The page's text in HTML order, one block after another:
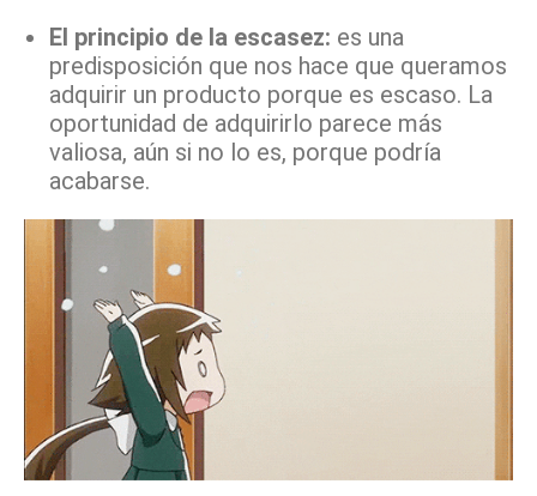
El principio de la escasez: es una
predisposición que nos hace que queramos
adquirir un producto porque es escaso. La
oportunidad de adquirirlo parece más
valiosa, aún si no lo es, porque podría
acabarse.